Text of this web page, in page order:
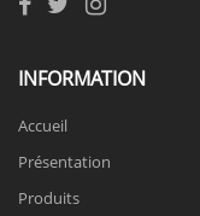
INFORMATION
Accueil
Présentation
Produits